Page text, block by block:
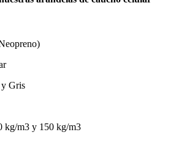
Gris
kg/m3 y 150 kg/m3